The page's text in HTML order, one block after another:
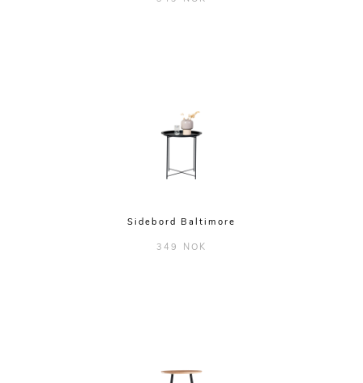
Sidebord Baltimore
349 NOK